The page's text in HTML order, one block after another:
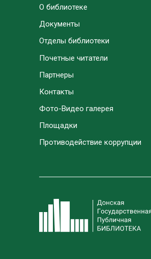
О библиотеке
Документы
Отделы библиотеки
Почетные читатели
Партнеры
Контакты
Фото-Видео галерея
Площадки
Противодействие коррупции